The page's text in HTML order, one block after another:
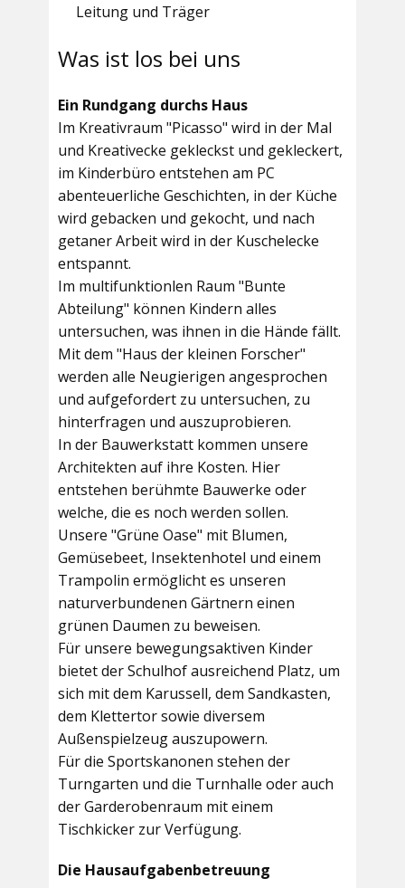
Leitung und Träger
Was ist los bei uns
Ein Rundgang durchs Haus
Im Kreativraum "Picasso" wird in der Mal
und Kreativecke gekleckst und gekleckert,
im Kinderbüro entstehen am PC
abenteuerliche Geschichten, in der Küche
wird gebacken und gekocht, und nach
getaner Arbeit wird in der Kuschelecke
entspannt.
Im multifunktionlen Raum "Bunte
Abteilung" können Kindern alles
untersuchen, was ihnen in die Hände fällt.
Mit dem "Haus der kleinen Forscher"
werden alle Neugierigen angesprochen
und aufgefordert zu untersuchen, zu
hinterfragen und auszuprobieren.
In der Bauwerkstatt kommen unsere
Architekten auf ihre Kosten. Hier
entstehen berühmte Bauwerke oder
welche, die es noch werden sollen.
Unsere "Grüne Oase" mit Blumen,
Gemüsebeet, Insektenhotel und einem
Trampolin ermöglicht es unseren
naturverbundenen Gärtnern einen
grünen Daumen zu beweisen.
Für unsere bewegungsaktiven Kinder
bietet derSchulhofausreichend Platz, um
sich mit dem Karussell, dem Sandkasten,
dem Klettertor sowie diversem
Außenspielzeug auszupowern.
Für die Sportskanonen stehen der
Turngarten und die Turnhalle oder auch
derGarderobenraum mit einem
Tischkicker zur Verfügung.
Die Hausaufgabenbetreuung